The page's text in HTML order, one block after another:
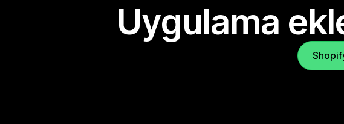
Uygulama